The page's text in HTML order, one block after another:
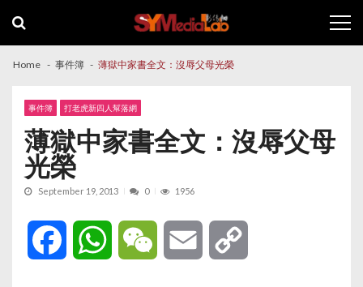
navigation
content
Home 事件簿 薄獄中家書全文：沒辱父母光榮
事件簿 打老虎新四人幫落網
薄獄中家書全文：沒辱父母
光榮
September 19, 2013 0 1956
Facebook WhatsAppWeChat Email